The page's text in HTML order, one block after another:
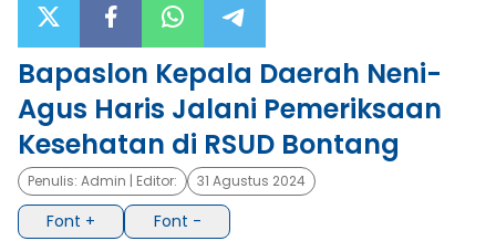
×
Bapaslon Kepala Daerah Neni-
Agus Haris Jalani Pemeriksaan
Kesehatan di RSUD Bontang
Penulis: Admin | Editor: 31 Agustus 2024
Font + Font -